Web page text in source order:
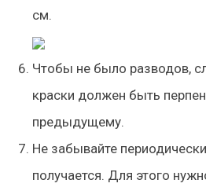
см.
Чтобы не было разводов,
краски должен быть
предыдущему.
Не забывайте
получается. Для этого